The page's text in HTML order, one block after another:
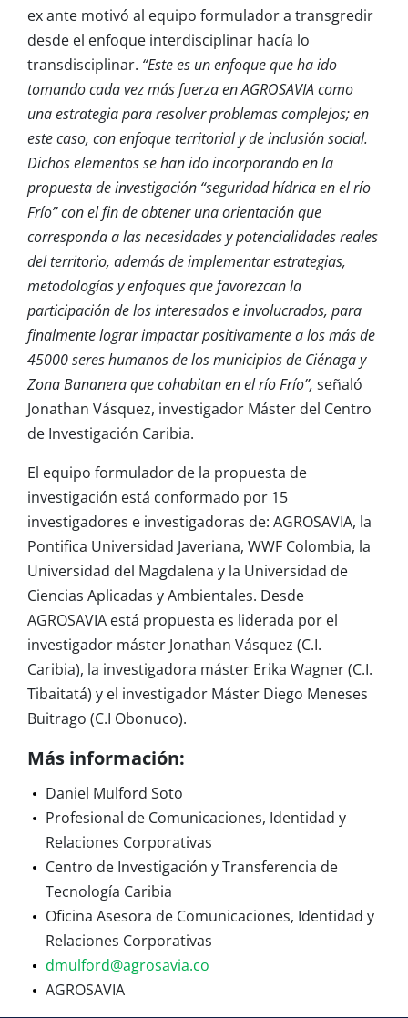
ex ante motivó al equipo formulador a transgredir
desde el enfoque interdisciplinar hacía lo
transdisciplinar. “Este es un enfoque que ha ido
tomando cada vez más fuerza en AGROSAVIA como
una estrategia para resolver problemas complejos; en
este caso, con enfoque territorial y de inclusión social.
Dichos elementos se han ido incorporando en la
propuesta de investigación “seguridad hídrica en el río
Frío” con el fin de obtener una orientación que
corresponda a las necesidades y potencialidades reales
del territorio, además de implementar estrategias,
metodologías y enfoques que favorezcan la
participación de los interesados e involucrados, para
finalmente lograr impactar positivamente a los más de
45000 seres humanos de los municipios de Ciénaga y
Zona Bananera que cohabitan en el río Frío”, señaló
Jonathan Vásquez, investigador Máster del Centro
de Investigación Caribia.
El equipo formulador de la propuesta de
investigación está conformado por 15
investigadores e investigadoras de: AGROSAVIA, la
Pontifica Universidad Javeriana, WWF Colombia, la
Universidad del Magdalena y la Universidad de
Ciencias Aplicadas y Ambientales. Desde
AGROSAVIA está propuesta es liderada por el
investigador máster Jonathan Vásquez (C.I.
Caribia), la investigadora máster Erika Wagner (C.I.
Tibaitatá) y el investigador Máster Diego Meneses
Buitrago (C.I Obonuco).
Más información:
Daniel Mulford Soto
Profesional de Comunicaciones, Identidad y
Relaciones Corporativas
Centro de Investigación y Transferencia de
Tecnología Caribia
Oficina Asesora de Comunicaciones, Identidad y
Relaciones Corporativas
dmulford@agrosavia.co
AGROSAVIA